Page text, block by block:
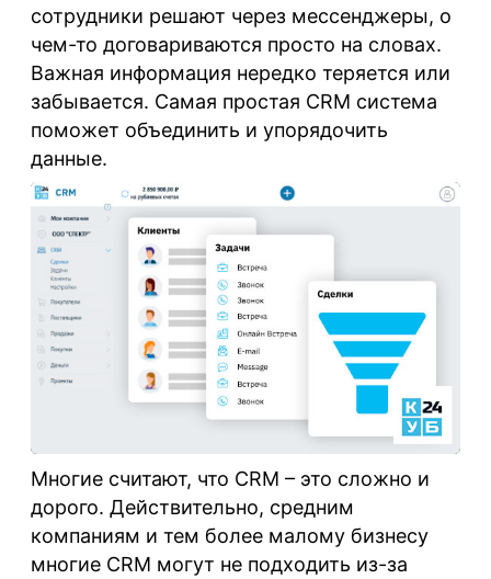
сотрудники решают через мессенджеры, о
чем-то договариваются просто на словах.
Важная информация нередко теряется или
забывается. Самая простая CRM система
поможет объединить и упорядочить
данные.
Многие считают, что CRM – это сложно и
дорого. Действительно, средним
компаниям и тем более малому бизнесу
многие CRM могут не подходить из-за